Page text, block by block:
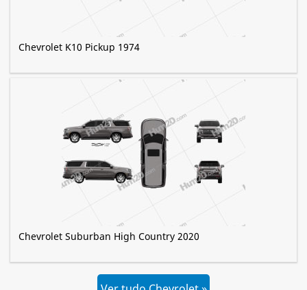
Chevrolet K10 Pickup 1974
Chevrolet Suburban High Country 2020